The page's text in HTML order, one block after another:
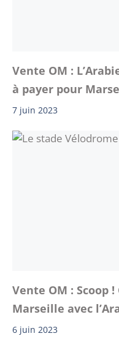
Vente OM :
à payer pour
7 juin 2023
Vente OM : Scoop !
Marseille avec
6 juin 2023